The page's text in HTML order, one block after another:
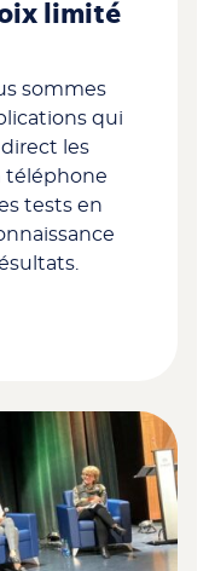
limité
sommes
qui
les
téléphone
tests en